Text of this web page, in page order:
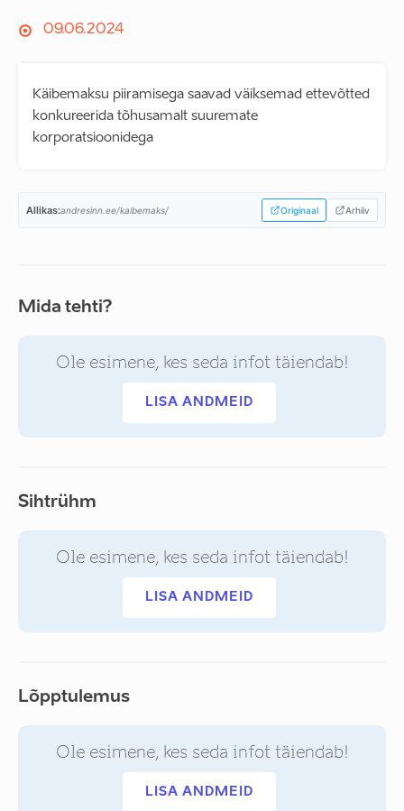
09.06.2024
Käibemaksu piiramisega saavad väiksemad ettevõtted
konkureerida tõhusamalt suuremate
korporatsioonidega
Allikas:andresinn.ee/kaibemaks/ Originaal Arhiiv
Mida tehti?
Ole esimene, kes seda infot täiendab!
LISA ANDMEID
Sihtrühm
Ole esimene, kes seda infot täiendab!
LISA ANDMEID
Lõpptulemus
Ole esimene, kes seda infot täiendab!
LISA ANDMEID